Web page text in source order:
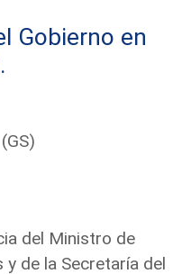
Gobierno en
del Ministro de
y de la Secretaría del